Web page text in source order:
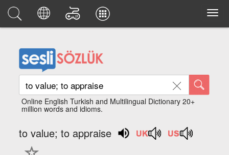
Online English Turkish and Multilingual Dictionary 20+
million words and idioms.
to value; to appraise